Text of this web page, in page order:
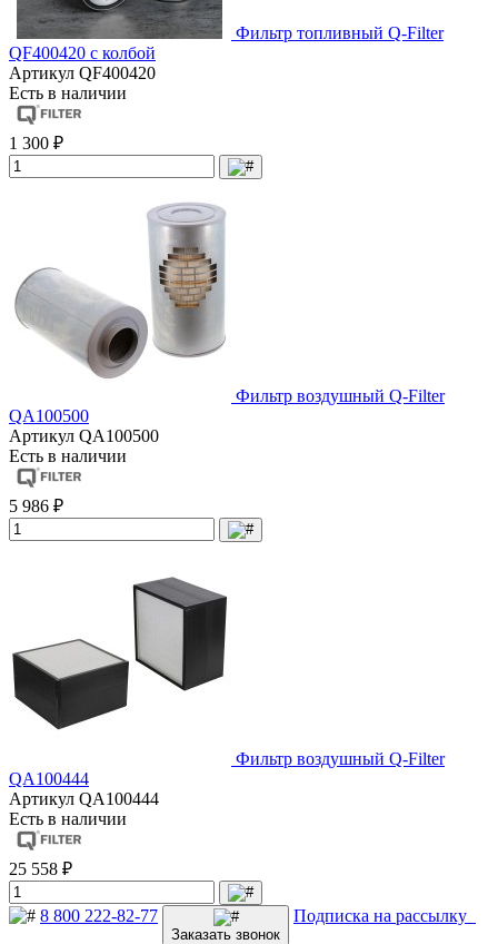
Фильтр топливный Q-Filter
QF400420 с колбой
Артикул QF400420
Есть в наличии
1 300 ₽
Фильтр воздушный Q-Filter
QA100500
Артикул QA100500
Есть в наличии
5 986 ₽
Фильтр воздушный Q-Filter
QA100444
Артикул QA100444
Есть в наличии
25 558 ₽
8 800 222-82-77
Заказать звонок
Подписка на рассылку